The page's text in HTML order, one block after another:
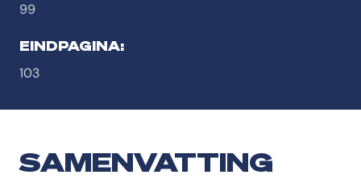
99
EINDPAGINA:
103
SAMENVATTING